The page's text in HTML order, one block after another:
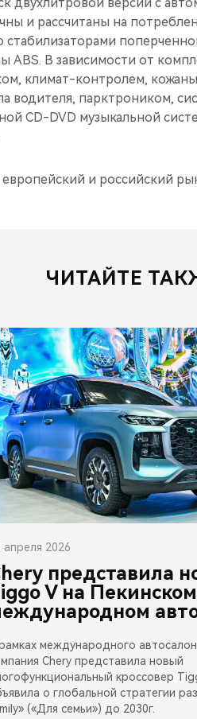
и рассчитаны на
стабилизаторами
ABS. В зависимости от
климат-контролем,
водителя, парктроником,
CD-DVD музыкальной
и российский
ЧИТАЙТЕ
апреля 2026
представила
V на Пекинском
международного
Chery представила новый
кроссовер
о глобальной стратегии
(«Для семьи») до 2030г.